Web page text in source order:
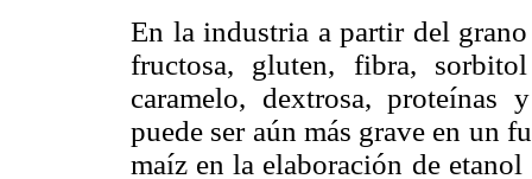
En la industria a partir del
fructosa, gluten, fibra,
caramelo, dextrosa, proteínas
puede ser aún más grave en un
maíz en la elaboración de